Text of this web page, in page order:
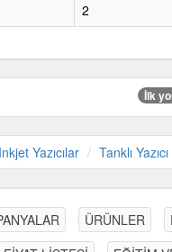
2
İlk
Inkjet Yazıcılar Tanklı Yazıcı
ÜRÜNLER